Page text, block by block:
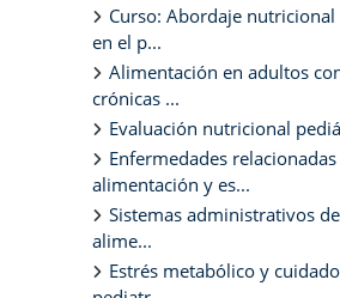
Curso: Abordaje nutricional
en el p...
Alimentación en adultos
crónicas ...
Evaluación nutricional
Enfermedades
alimentación y es...
Sistemas administrativos
alime...
Estrés metabólico y